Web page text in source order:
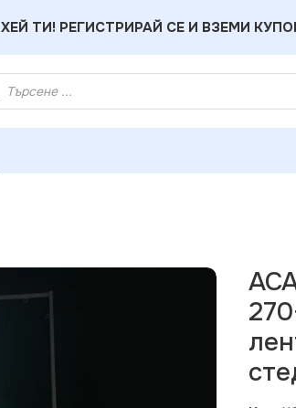
ХЕЙ ТИ! РЕГИСТРИРАЙ СЕ И ВЗЕМИ